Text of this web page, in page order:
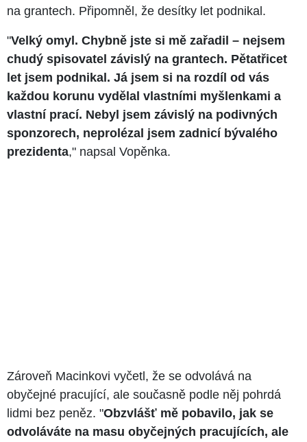
na grantech. Připomněl, že desítky let podnikal.
"Velký omyl. Chybně jste si mě zařadil – nejsem
chudý spisovatel závislý na grantech. Pětatřicet
let jsem podnikal. Já jsem si na rozdíl od vás
každou korunu vydělal vlastními myšlenkami a
vlastní prací. Nebyl jsem závislý na podivných
sponzorech, neprolézal jsem zadnicí bývalého
prezidenta," napsal Vopěnka.
Zároveň Macinkovi vyčetl, že se odvolává na
obyčejné pracující, ale současně podle něj pohrdá
lidmi bez peněz. "Obzvlášť mě pobavilo, jak se
odvoláváte na masu obyčejných pracujících, ale